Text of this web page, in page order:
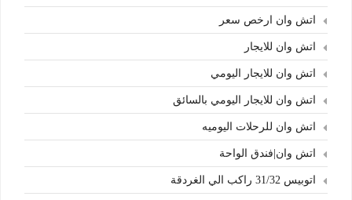
اتش وان ارخص سعر
اتش وان للايجار
اتش وان للايجار اليومي
اتش وان للايجار اليومي بالسائق
اتش وان للرحلات اليوميه
اتش وان|فندق الواحة
اتوبيس 31/32 راكب الي الغردقة